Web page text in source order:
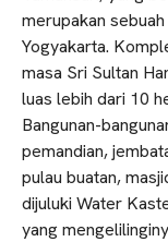
merupakan
Yogyakarta.
masa Sri Sultan
luas lebih dari 10
Bangunan-
pemandian,
pulau buatan,
dijuluki Water
yang